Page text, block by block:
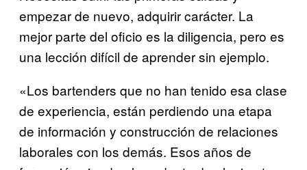
empezar de nuevo, adquirir carácter. La
mejor parte del oficio es la diligencia, pero es
una lección difícil de aprender sin ejemplo.
«Los bartenders que no han tenido esa clase
de experiencia, están perdiendo una etapa
de información y construcción de relaciones
laborales con los demás. Esos años de